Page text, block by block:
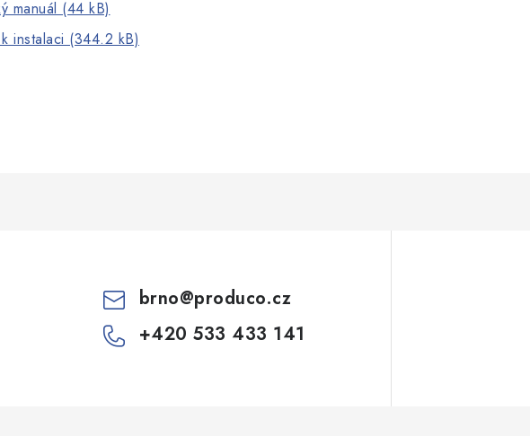
manuál (44 kB)
instalaci (344.2 kB)
brno@produco.cz
+420 533 433 141